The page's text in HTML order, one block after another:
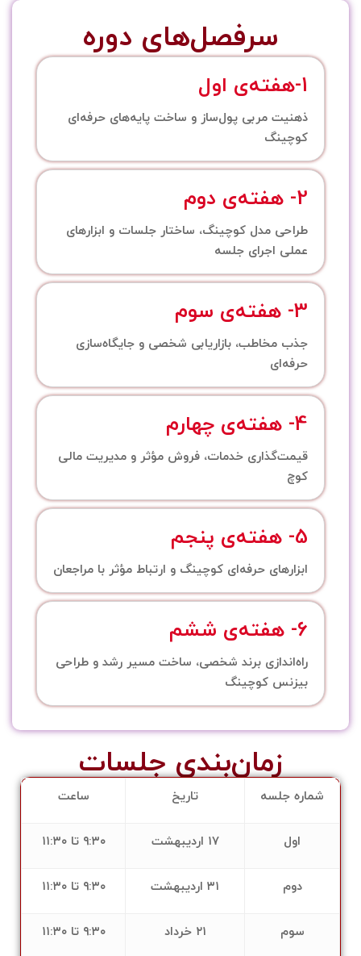
سرفصل‌های دوره
1-هفته‌ی اول
ذهنیت مربی پول‌ساز و ساخت پایه‌های حرفه‌ای
کوچینگ
2- هفته‌ی دوم
طراحی مدل کوچینگ، ساختار جلسات و ابزارهای
عملی اجرای جلسه
3- هفته‌ی سوم
جذب مخاطب، بازاریابی شخصی و جایگاه‌سازی
حرفه‌ای
4- هفته‌ی چهارم
قیمت‌گذاری خدمات، فروش مؤثر و مدیریت مالی
کوچ
5- هفته‌ی پنجم
ابزارهای حرفه‌ای کوچینگ و ارتباط مؤثر با مراجعان
6- هفته‌ی ششم
راه‌اندازی برند شخصی، ساخت مسیر رشد و طراحی
بیزنس کوچینگ
زمان‌بندی جلسات
شماره جلسه تاریخ ساعت
اول ۱۷ اردیبهشت ۹:۳۰ تا ۱۱:۳۰
دوم ۳۱ اردیبهشت ۹:۳۰ تا ۱۱:۳۰
سوم ۲۱ خرداد ۹:۳۰ تا ۱۱:۳۰